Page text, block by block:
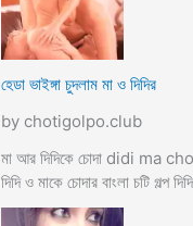
হেডা ভাইঙ্গা চুদলাম মা ও দিদির
by chotigolpo.club
মা আর দিদিকে চোদা didi ma
দিদি ও মাকে চোদার বাংলা চটি গল্প